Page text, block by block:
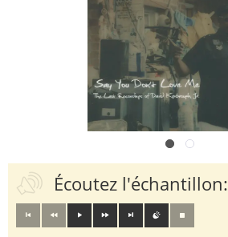
Écoutez l'échantillon: